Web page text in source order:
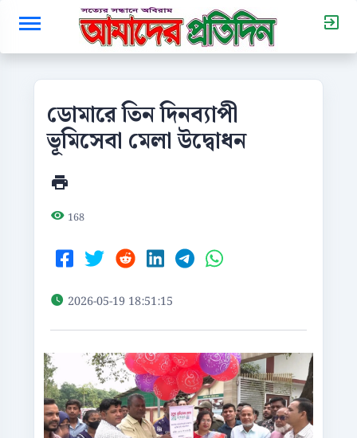
ডোমারে তিন দিনব্যাপী
ভূমিসেবা মেলা উদ্বোধন
168
2026-05-19 18:51:15